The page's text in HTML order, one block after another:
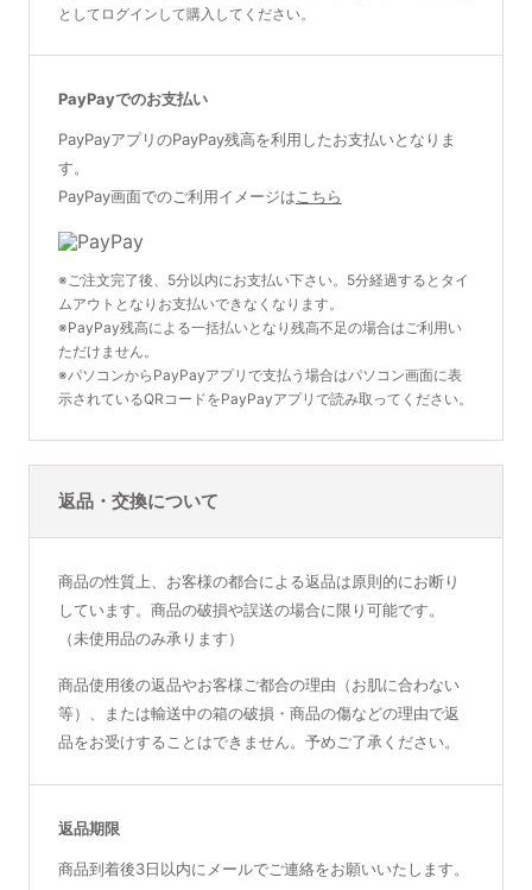
としてログインして購入してください。
PayPayでのお支払い
PayPayアプリのPayPay残高を利用したお支払いとなりま
す。
PayPay画面でのご利用イメージは こちら
※ご注文完了後、5分以内にお支払い下さい。5分経過するとタイ
ムアウトとなりお支払いできなくなります。
※PayPay残高による一括払いとなり残高不足の場合はご利用い
ただけません。
※パソコンからPayPayアプリで支払う場合はパソコン画面に表
示されているQRコードをPayPayアプリで読み取ってください。
返品・交換について
商品の性質上、お客様の都合による返品は原則的にお断り
しています。商品の破損や誤送の場合に限り可能です。
（未使用品のみ承ります）
商品使用後の返品やお客様ご都合の理由（お肌に合わない
等）、または輸送中の箱の破損・商品の傷などの理由で返
品をお受けすることはできません。予めご了承ください。
返品期限
商品到着後3日以内にメールでご連絡をお願いいたします。